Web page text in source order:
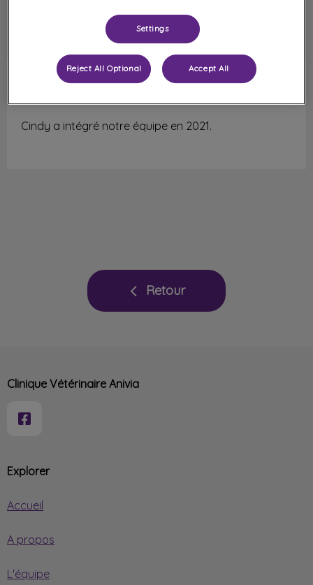
Cindy FroehnerAuxiliaire spécialisée
Cindy a intégré notre équipe en 2021.
Retour
Explorer
Accueil
A propos
L'équipe
Clinique Vétérinaire Anivia
Settings
Reject All Optional Accept All